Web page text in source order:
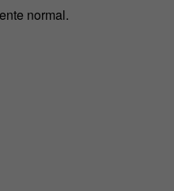
normal.